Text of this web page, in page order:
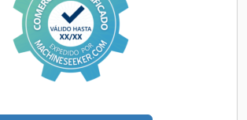
Cuadro eléctrico Dimensiones
x 1250 h (mm) Peso: 1500 kg